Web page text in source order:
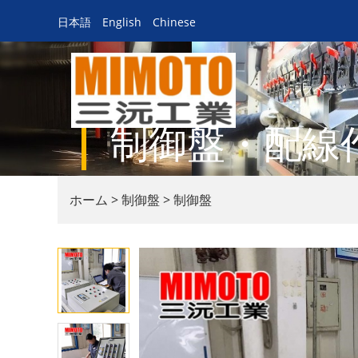
日本語 English Chinese
トップページ
制御盤・配線
ホーム >制御盤 >制御盤